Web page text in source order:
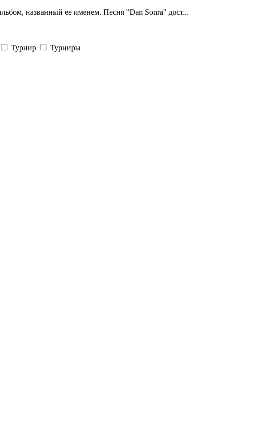
названный ее именем. Песня "Dan Sonra" дост...
Турнир
Турниры